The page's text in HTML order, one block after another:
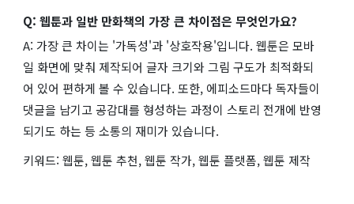
Q: 웹툰과 일반 만화책의 가장 큰 차이점은 무엇인가요?
A: 가장 큰 차이는 '가독성'과 '상호작용'입니다. 웹툰은 모바
일 화면에 맞춰 제작되어 글자 크기와 그림 구도가 최적화되
어 있어 편하게 볼 수 있습니다. 또한, 에피소드마다 독자들이
댓글을 남기고 공감대를 형성하는 과정이 스토리 전개에 반영
되기도 하는 등 소통의 재미가 있습니다.
키워드: 웹툰, 웹툰 추천, 웹툰 작가, 웹툰 플랫폼, 웹툰 제작